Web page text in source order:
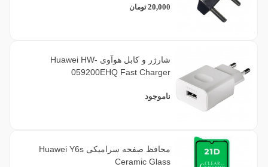
20,000 تومان
شارژر و کابل هوآوی Huawei HW-
059200EHQ Fast Charger
ناموجود
محافظ صفحه سرامیکی Huawei Y6s
Ceramic Glass